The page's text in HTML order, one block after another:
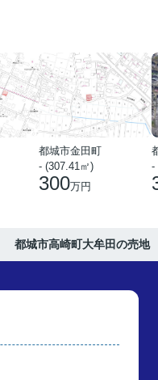
都城市金田町
- (307.41㎡)
300万円
-
都城市高崎町大牟田の売地